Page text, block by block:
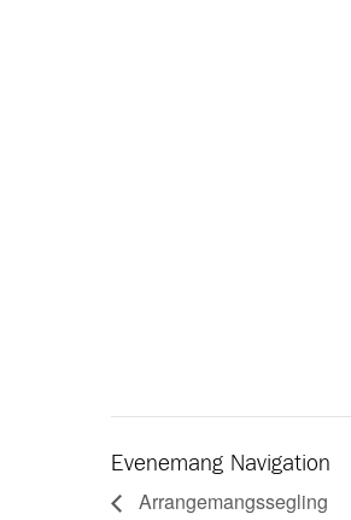
Evenemang Navigation
Arrangemangssegling